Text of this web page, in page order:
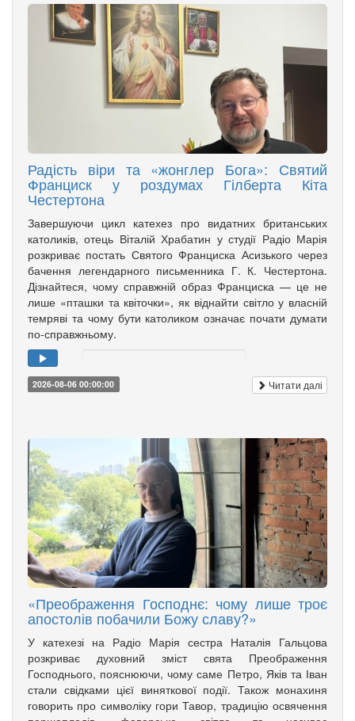
Радість віри та «жонглер Бога»: Святий
Франциск у роздумах Гілберта Кіта
Честертона
Завершуючи цикл катехез про видатних британських
католиків, отець Віталій Храбатин у студії Радіо Марія
розкриває постать Святого Франциска Асизького через
бачення легендарного письменника Г. К. Честертона.
Дізнайтеся, чому справжній образ Франциска — це не
лише «пташки та квіточки», як віднайти світло у власній
темряві та чому бути католиком означає почати думати
по-справжньому.
2026-08-06 00:00:00 Читати далі
«Преображення Господнє: чому лише троє
апостолів побачили Божу славу?»
У катехезі на Радіо Марія сестра Наталія Гальцова
розкриває духовний зміст свята Преображення
Господнього, пояснюючи, чому саме Петро, Яків та Іван
стали свідками цієї виняткової події. Також монахиня
говорить про символіку гори Тавор, традицію освячення